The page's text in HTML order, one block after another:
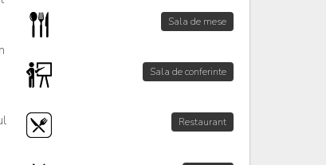
Sala de mese
Sala de conferinte
Restaurant